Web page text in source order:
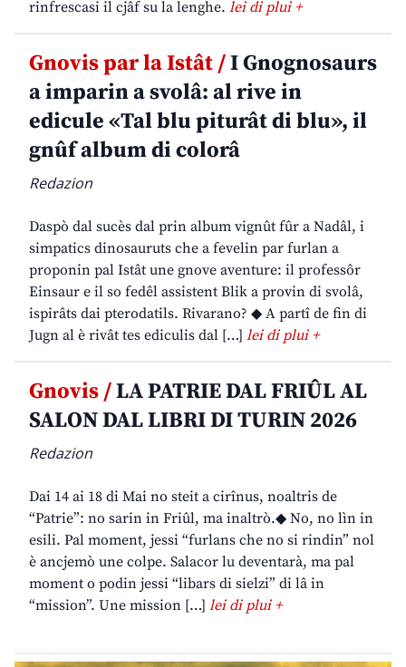
rinfrescasi il cjâf su la lenghe. lei di plui +
Gnovis par la Istât /I Gnognosaurs
a imparin a svolâ: al rive in
edicule «Tal blu piturât di blu», il
gnûf album di colorâ
Redazion
Daspò dal sucès dal prin album vignût fûr a Nadâl, i
simpatics dinosauruts che a fevelin par furlan a
proponin pal Istât une gnove aventure: il professôr
Einsaur e il so fedêl assistent Blik a provin di svolâ,
ispirâts dai pterodatils. Rivarano? ◆ A partî de fin di
Jugn al è rivât tes ediculis dal […] lei di plui +
Gnovis /LA PATRIE DAL FRIÛL AL
SALON DAL LIBRI DI TURIN 2026
Redazion
Dai 14 ai 18 di Mai no steit a cirînus, noaltris de
“Patrie”: no sarin in Friûl, ma inaltrò.◆ No, no lìn in
esili. Pal moment, jessi “furlans che no si rindin” nol
è ancjemò une colpe. Salacor lu deventarà, ma pal
moment o podin jessi “libars di sielzi” di lâ in
“mission”. Une mission […] lei di plui +